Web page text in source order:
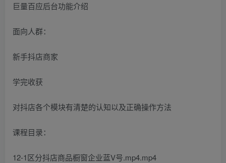
巨量百应后台功能介绍
面向人群：
新手抖店商家
学完收获
对抖店各个模块有清楚的认知以及正确操作方法
课程目录：
12-1区分抖店商品橱窗企业蓝V号.mp4.mp4